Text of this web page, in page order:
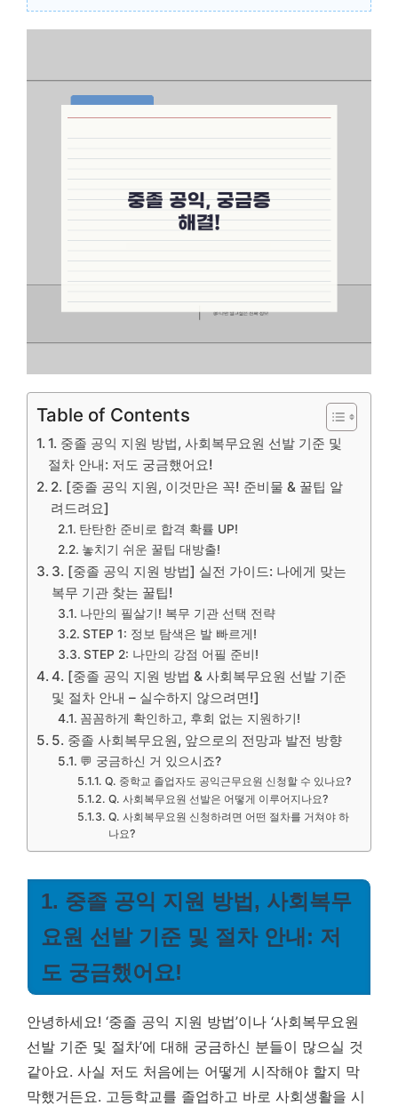
Table of Contents
1. 중졸 공익 지원 방법, 사회복무요원 선발 기준 및
절차 안내: 저도 궁금했어요!
2. [중졸 공익 지원, 이것만은 꼭! 준비물 & 꿀팁 알
려드려요]
탄탄한 준비로 합격 확률 UP!
놓치기 쉬운 꿀팁 대방출!
3. [중졸 공익 지원 방법] 실전 가이드: 나에게 맞는
복무 기관 찾는 꿀팁!
나만의 필살기! 복무 기관 선택 전략
STEP 1: 정보 탐색은 발 빠르게!
STEP 2: 나만의 강점 어필 준비!
4. [중졸 공익 지원 방법 & 사회복무요원 선발 기준
및 절차 안내 – 실수하지 않으려면!]
꼼꼼하게 확인하고, 후회 없는 지원하기!
5. 중졸 사회복무요원, 앞으로의 전망과 발전 방향
💬 궁금하신 거 있으시죠?
Q. 중학교 졸업자도 공익근무요원 신청할 수 있나요?
Q. 사회복무요원 선발은 어떻게 이루어지나요?
Q. 사회복무요원 신청하려면 어떤 절차를 거쳐야 하
나요?
1. 중졸 공익 지원 방법, 사회복무
요원 선발 기준 및 절차 안내: 저
도 궁금했어요!
안녕하세요! ‘중졸 공익 지원 방법’이나 ‘사회복무요원
선발 기준 및 절차’에 대해 궁금하신 분들이 많으실 것
같아요. 사실 저도 처음에는 어떻게 시작해야 할지 막
막했거든요. 고등학교를 졸업하고 바로 사회생활을 시